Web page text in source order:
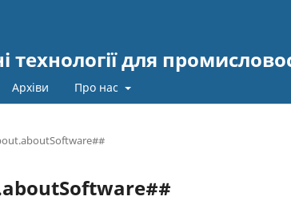
технології для
Архіви Про нас